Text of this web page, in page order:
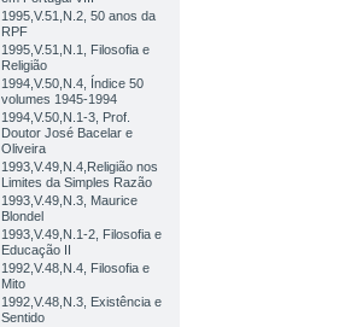
1995,V.51,N.2, 50 anos da
RPF
1995,V.51,N.1, Filosofia e
Religião
1994,V.50,N.4, Índice 50
volumes 1945-1994
1994,V.50,N.1-3, Prof.
Doutor José Bacelar e
Oliveira
1993,V.49,N.4,Religião nos
Limites da Simples Razão
1993,V.49,N.3, Maurice
Blondel
1993,V.49,N.1-2, Filosofia e
Educação II
1992,V.48,N.4, Filosofia e
Mito
1992,V.48,N.3, Existência e
Sentido